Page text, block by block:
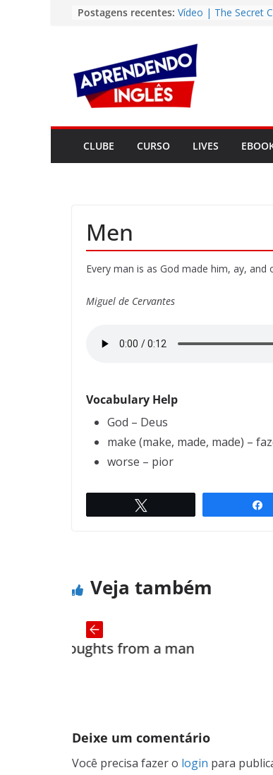
conteúdo
Postagens recentes: Vídeo | The Secret
Vídeo | How I m
to power up my
Vídeo | Do
you smarter?
Story | Brasília: The
from the Wilderness
Easy English Song |
Over the Rainbow
Kamakawiwo’ole)
CLUBE CURSO LIVES
Men
Every man is as God made him, ay, and
Miguel de Cervantes
Vocabulary Help
God – Deus
make (make, made, made) –
worse – pior
Veja também
from a man
Deixe um comentário
Você precisa fazer o login para